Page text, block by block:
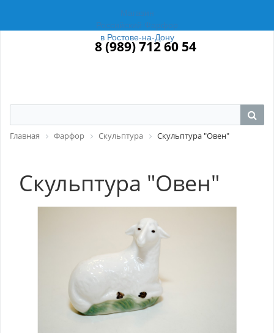
Магазин
Российский Фарфор
в Ростове-на-Дону
8 (989) 712 60 54
Главная Фарфор Скульптура Скульптура "Овен"
Скульптура "Овен"